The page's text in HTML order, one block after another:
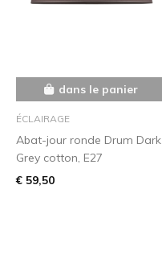
dans le panier
ÉCLAIRAGE
Abat-jour ronde Drum Dark
Grey cotton, E27
€ 59,50